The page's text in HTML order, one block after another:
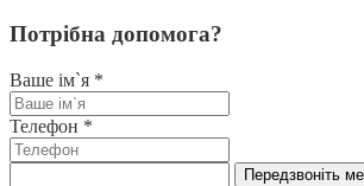
Потрібна допомога?
Ваше ім`я *
Телефон *
Передзвоніть